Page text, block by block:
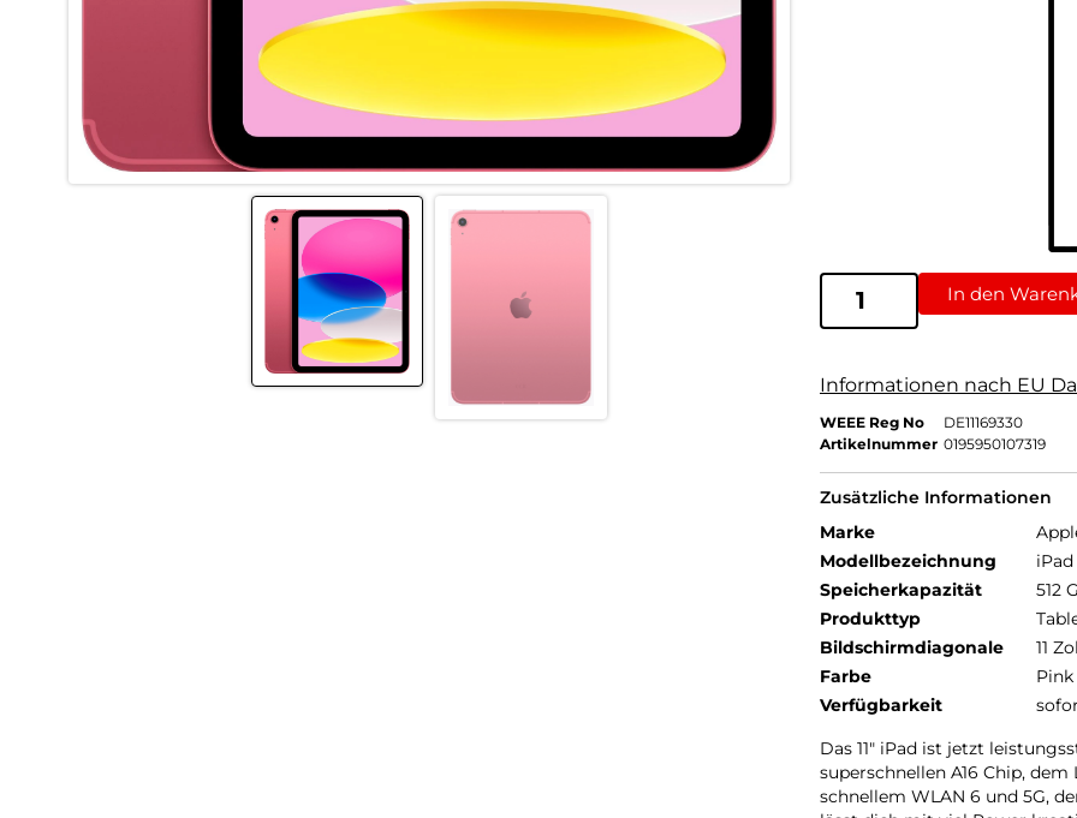
In den
Informationen nach EU
WEEE Reg No
DE11169330
Artikelnummer 0195950107319
Zusätzliche Informationen
Marke
Modellbezeichnung
iPad
Speicherkapazität
512
Produkttyp
Bildschirmdiagonale
11
Farbe
Pink
Verfügbarkeit
Das 11″ iPad ist jetzt
superschnellen A16 Chip,
schnellem WLAN 6 und 5G,